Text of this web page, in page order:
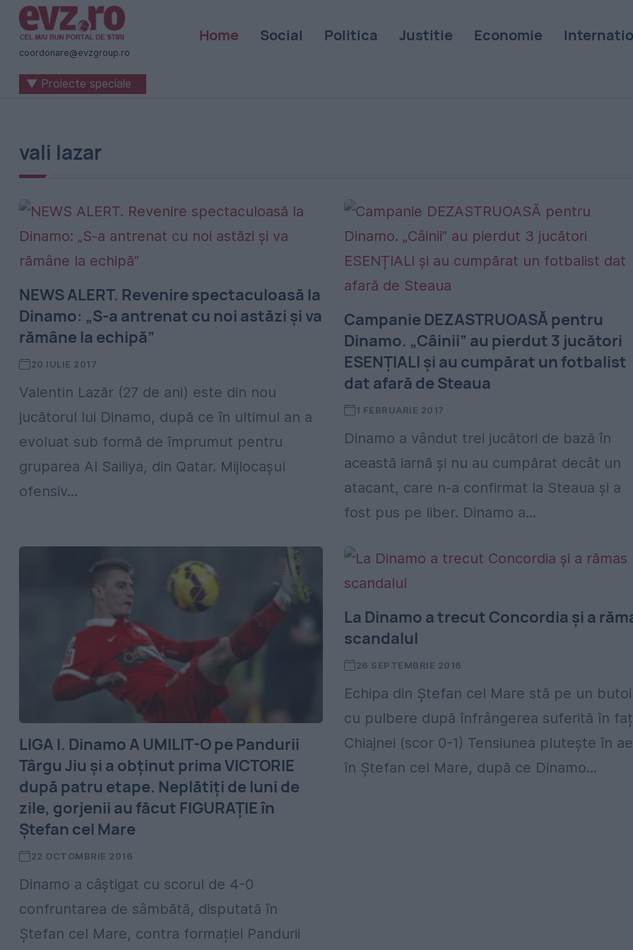
Știri
naționale
și
internaționale
România
-
Evenimentul
Zilei
coordonare@evzgroup.ro
Home Social Politica Justitie Economie
▼ Proiecte speciale
vali lazar
NEWS ALERT. Revenire spectaculoasă la
Dinamo: „S-a antrenat cu noi astăzi şi va
rămâne la echipă”
20 IULIE 2017
Valentin Lazăr (27 de ani) este din nou
jucătorul lui Dinamo, după ce în ultimul an a
evoluat sub formă de împrumut pentru
gruparea Al Sailiya, din Qatar. Mijlocașul
ofensiv...
Campanie DEZASTRUOASĂ pentru
Dinamo. „Câinii” au pierdut 3 jucători
ESENȚIALI și au cumpărat un fotbalist
dat afară de Steaua
1 FEBRUARIE 2017
Dinamo a vândut trei jucători de bază în
această iarnă și nu au cumpărat decât un
atacant, care n-a confirmat la Steaua și a
fost pus pe liber. Dinamo a...
LIGA I. Dinamo A UMILIT-O pe Pandurii
Târgu Jiu și a obținut prima VICTORIE
după patru etape. Neplătiți de luni de
zile, gorjenii au făcut FIGURAȚIE în
Ștefan cel Mare
22 OCTOMBRIE 2016
Dinamo a câștigat cu scorul de 4-0
confruntarea de sâmbătă, disputată în
Ștefan cel Mare, contra formației Pandurii
La Dinamo a trecut Concordia și a
scandalul
26 SEPTEMBRIE 2016
Echipa din Ștefan cel Mare stă pe un butoi
cu pulbere după înfrângerea suferită în
Chiajnei (scor 0-1) Tensiunea plutește în
în Ștefan cel Mare, după ce Dinamo...